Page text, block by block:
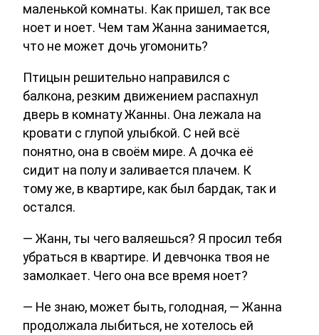
маленькой комнаты. Как пришел, так все
ноет и ноет. Чем там Жанна занимается,
что не может дочь угомонить?
Птицын решительно направился с
балкона, резким движением распахнул
дверь в комнату Жанны. Она лежала на
кровати с глупой улыбкой. С ней всё
понятно, она в своём мире. А дочка её
сидит на полу и заливается плачем. К
тому же, в квартире, как был бардак, так и
остался.
— Жанн, ты чего валяешься? Я просил тебя
убраться в квартире. И девчонка твоя не
замолкает. Чего она все время ноет?
— Не знаю, может быть, голодная, — Жанна
продолжала лыбиться, не хотелось ей